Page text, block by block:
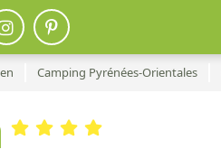
Camping Pyrénées-Orientales